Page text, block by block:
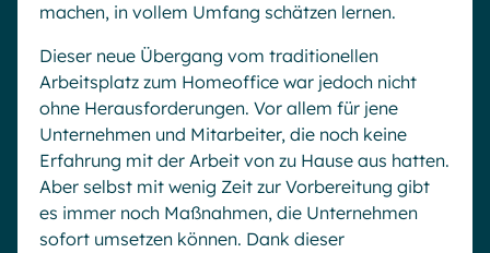
machen, in vollem Umfang schätzen lernen.
Dieser neue Übergang vom traditionellen
Arbeitsplatz zum Homeoffice war jedoch nicht
ohne Herausforderungen. Vor allem für jene
Unternehmen und Mitarbeiter, die noch keine
Erfahrung mit der Arbeit von zu Hause aus hatten.
Aber selbst mit wenig Zeit zur Vorbereitung gibt
es immer noch Maßnahmen, die Unternehmen
sofort umsetzen können. Dank dieser